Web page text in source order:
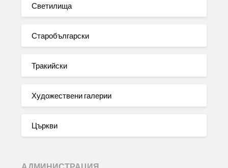
Светилища
Старобългарски
Тракийски
Художествени галерии
Църкви